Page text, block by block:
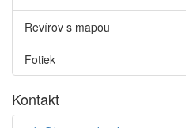
Revírov s mapou
Fotiek
Kontakt